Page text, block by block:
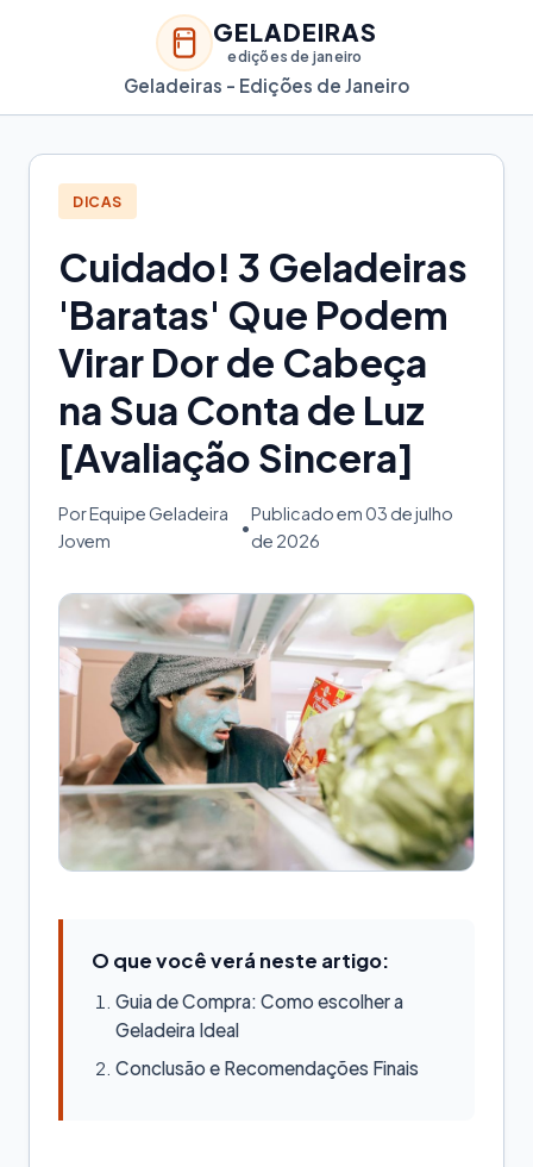
GELADEIRAS
edições de janeiro
Geladeiras - Edições de Janeiro
DICAS
Cuidado! 3 Geladeiras
'Baratas' Que Podem
Virar Dor de Cabeça
na Sua Conta de Luz
[Avaliação Sincera]
Por Equipe Geladeira
Jovem
•
Publicado em 03 de julho
de 2026
O que você verá neste artigo:
Guia de Compra: Como escolher a
Geladeira Ideal
Conclusão e Recomendações Finais